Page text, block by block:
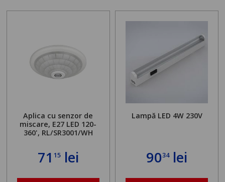
Aplica cu senzor de
miscare, E27 LED 120-
360', RL/SR3001/WH
71 15lei
Lampă LED 4W 230V
9034lei